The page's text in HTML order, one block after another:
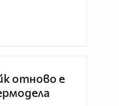
отново е